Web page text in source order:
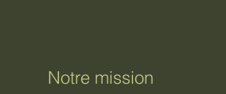
Notre mission